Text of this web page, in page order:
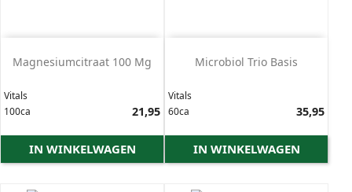
Magnesiumcitraat 100 Mg
Vitals
100ca
21,95
IN WINKELWAGEN
Microbiol Trio Basis
Vitals
60ca
35,95
IN WINKELWAGEN